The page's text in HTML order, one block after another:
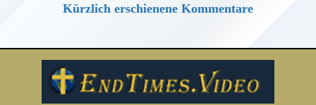
Kürzlich erschienene Kommentare